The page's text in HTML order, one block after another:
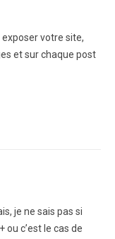
votre site,
et sur chaque post
je ne sais pas si
ou c’est le cas de